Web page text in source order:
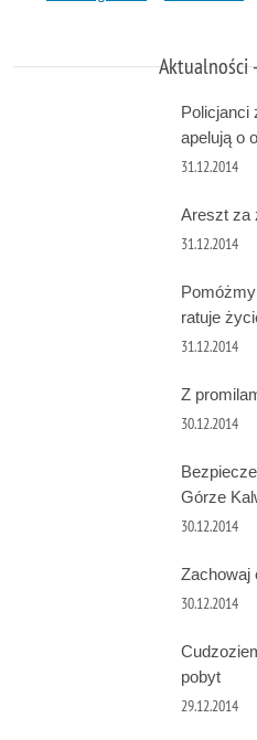
Aktualności
Policjanci
apelują o
31.12.2014
Areszt za
31.12.2014
ratuje
31.12.2014
Z
30.12.2014
Górze
30.12.2014
Zachowaj
30.12.2014
pobyt
29.12.2014